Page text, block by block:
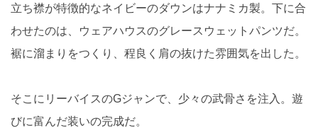
立ち襟が特徴的なネイビーのダウンはナナミカ製。下に合
わせたのは、ウェアハウスのグレースウェットパンツだ。
裾に溜まりをつくり、程良く肩の抜けた雰囲気を出した。
そこにリーバイスのGジャンで、少々の武骨さを注入。遊
びに富んだ装いの完成だ。